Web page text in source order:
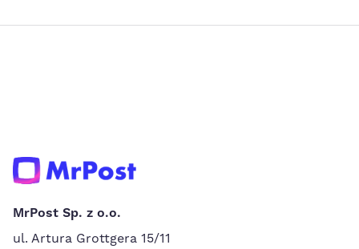
MrPost Sp. z o.o.
ul. Artura Grottgera 15/11